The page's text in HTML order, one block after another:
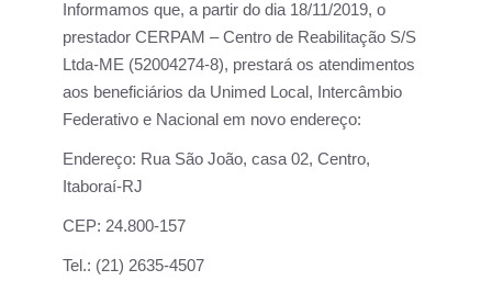
Informamos que, a partir do dia 18/11/2019, o
prestador CERPAM – Centro de Reabilitação S/S
Ltda-ME (52004274-8), prestará os atendimentos
aos beneficiários da Unimed Local, Intercâmbio
Federativo e Nacional em novo endereço:
Endereço: Rua São João, casa 02, Centro,
Itaboraí-RJ
CEP: 24.800-157
Tel.: (21) 2635-4507